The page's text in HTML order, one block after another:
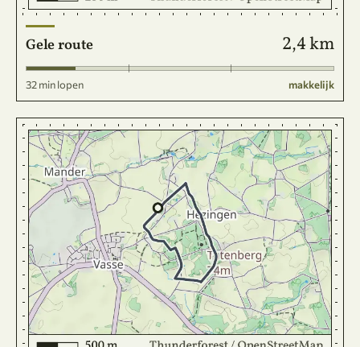
Gele route 2,4 km
32 min lopen makkelijk